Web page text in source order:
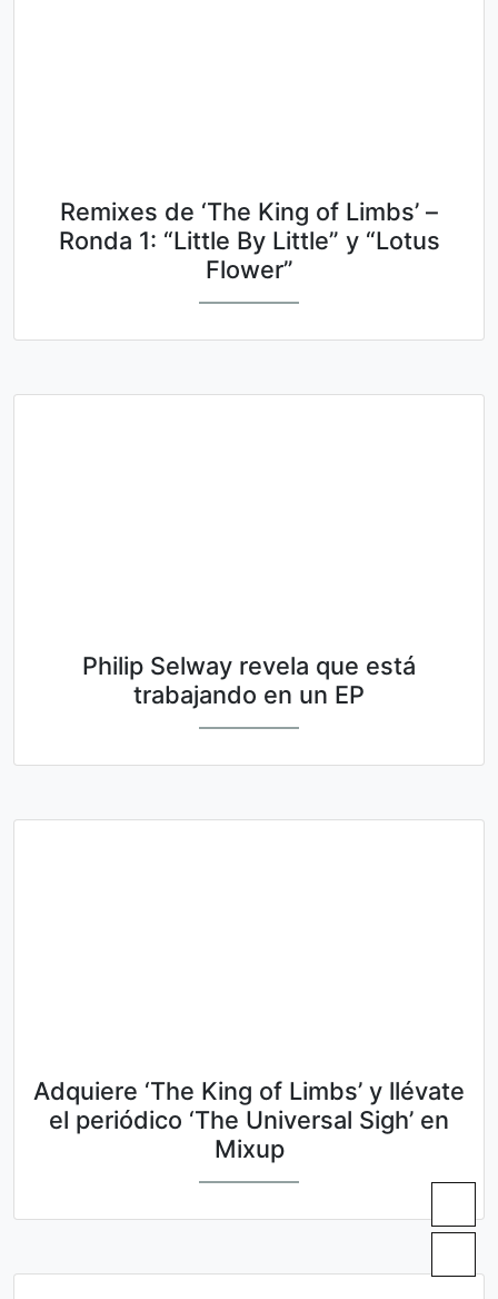
Remixes de ‘The King of Limbs’ –
Ronda 1: “Little By Little” y “Lotus
Flower”
Philip Selway revela que está
trabajando en un EP
Adquiere ‘The King of Limbs’ y llévate
el periódico ‘The Universal Sigh’ en
Mixup